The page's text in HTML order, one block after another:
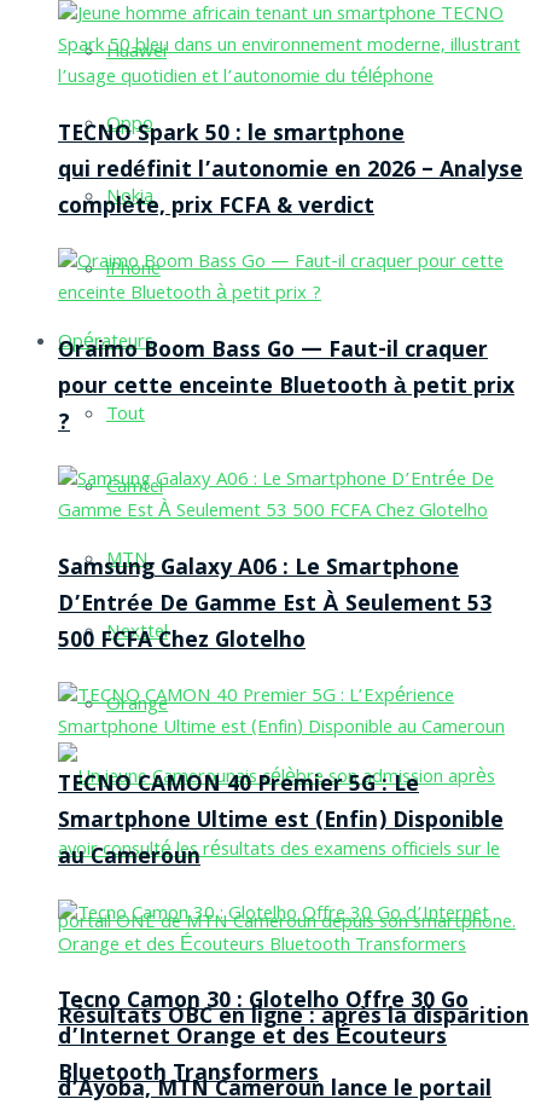
Huawei
Oppo
Nokia
iPhone
Opérateurs
Tout
Camtel
MTN
Nexttel
Orange
Résultats OBC en ligne : après la disparition
d’Ayoba, MTN Cameroun lance le portail
TECNO Spark 50 : le smartphone
qui redéfinit l’autonomie en 2026 – Analyse
complète, prix FCFA & verdict
Oraimo Boom Bass Go — Faut-il craquer
pour cette enceinte Bluetooth à petit prix
?
Samsung Galaxy A06 : Le Smartphone
D’Entrée De Gamme Est À Seulement 53
500 FCFA Chez Glotelho
TECNO CAMON 40 Premier 5G : Le
Smartphone Ultime est (Enfin) Disponible
au Cameroun
Tecno Camon 30 : Glotelho Offre 30 Go
d’Internet Orange et des Écouteurs
Bluetooth Transformers